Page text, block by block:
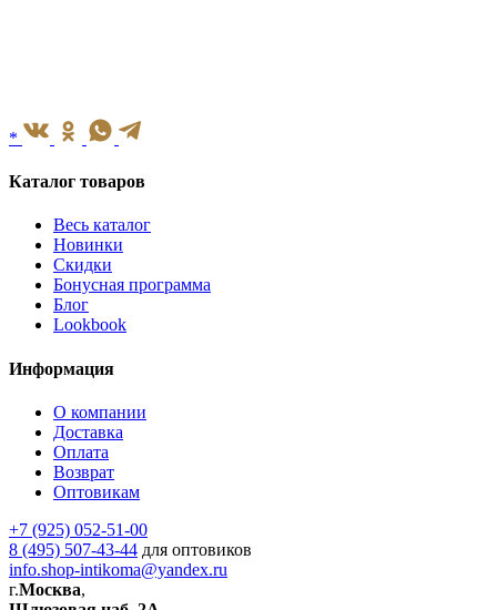
*
Каталог товаров
Весь каталог
Новинки
Скидки
Бонусная программа
Блог
Lookbook
Информация
О компании
Доставка
Оплата
Возврат
Оптовикам
+7 (925) 052-51-00
8 (495) 507-43-44 для оптовиков
info.shop-intikoma@yandex.ru
г.Москва,